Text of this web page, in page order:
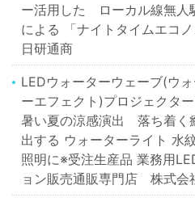
ー活用した ローカル線無人
による 「ナイトタイムエ
日研通商
LEDウォーターウェーブ(ウ
ーエフェクト)プロジェクタ
暑い夏の涼感演出 落ち着く
出する ウォーターライト 水
照明に※受注生産品 業務用
ョン販売通販専門店 株式会